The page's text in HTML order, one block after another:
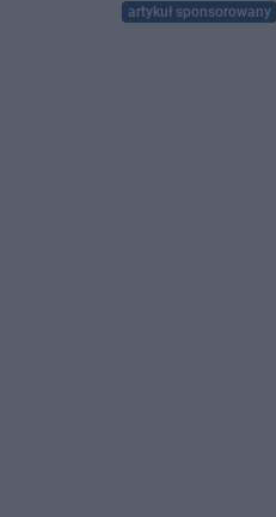
artykuł sponsorowany